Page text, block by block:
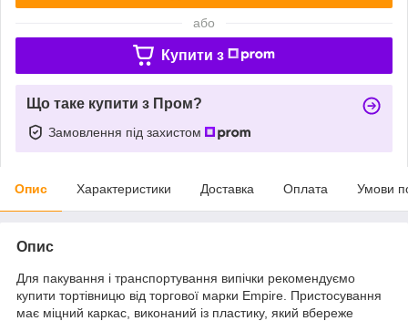
або
Купити з
Що таке купити з Пром?
Замовлення під захистом
Опис Характеристики Доставка Оплата Умови
Опис
Для пакування і транспортування випічки рекомендуємо
купити тортівницю від торгової марки Empire. Пристосування
має міцний каркас, виконаний із пластику, який вбереже